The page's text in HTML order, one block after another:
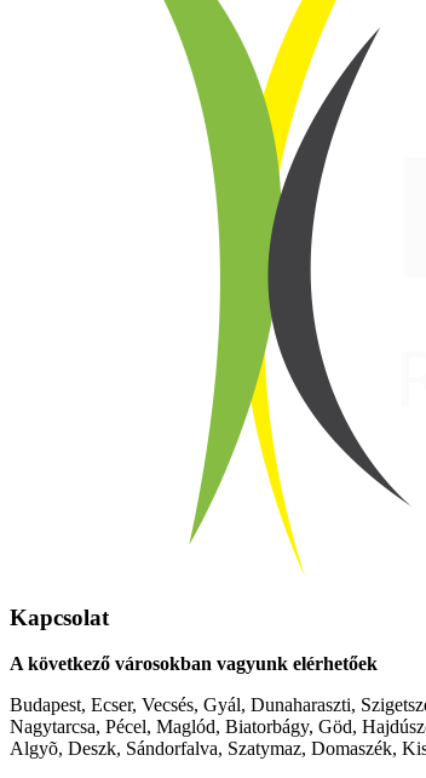
Kapcsolat
A következő városokban vagyunk elérhetőek
Budapest, Ecser, Vecsés, Gyál, Dunaharaszti,
Nagytarcsa, Pécel, Maglód, Biatorbágy, Göd,
Algyõ, Deszk, Sándorfalva, Szatymaz, Domaszék,